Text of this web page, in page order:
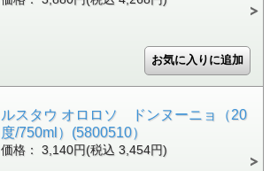
ルスタウ オロロソ ドンヌーニョ（20
度/750ml）(5800510）
価格： 3,140円(税込 3,454円)